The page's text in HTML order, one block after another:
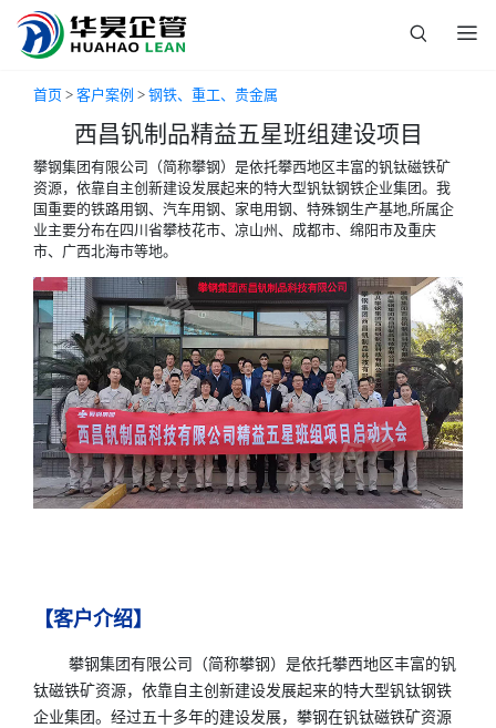
首页 > 客户案例 > 钢铁、重工、贵金属
西昌钒制品精益五星班组建设项目
攀钢集团有限公司（简称攀钢）是依托攀西地区丰富的钒钛磁铁矿
资源，依靠自主创新建设发展起来的特大型钒钛钢铁企业集团。我
国重要的铁路用钢、汽车用钢、家电用钢、特殊钢生产基地,所属企
业主要分布在四川省攀枝花市、凉山州、成都市、绵阳市及重庆
市、广西北海市等地。
【客户介绍】
攀钢集团有限公司（简称攀钢）是依托攀西地区丰富的钒
钛磁铁矿资源，依靠自主创新建设发展起来的特大型钒钛钢铁
企业集团。经过五十多年的建设发展，攀钢在钒钛磁铁矿资源